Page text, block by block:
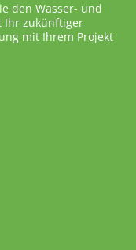
den Wasser- und
Ihr zukünftiger
mit Ihrem Projekt